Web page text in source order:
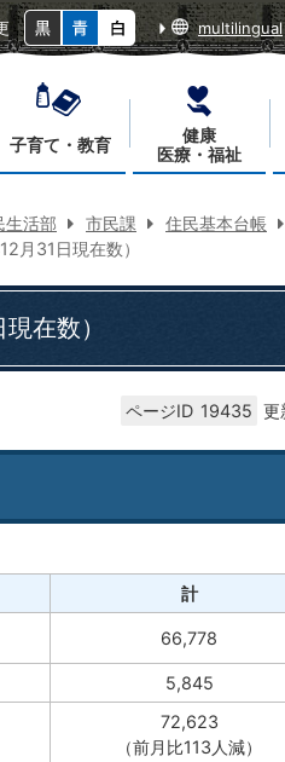
multilingual
子育て・教育
健康
医療・福祉
生活部 市民課 住民基本台帳
月31日現在数）
在数）
ページID 19435 更
計
66,778
5,845
72,623
（前月比113人減）